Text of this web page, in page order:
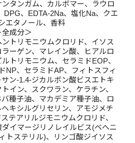
タンガム、カルボマー、ラウロ
DPG、EDTA-2Na、塩化Na、クエ
エタノール、香料
成分＞
トリモニウムクロリド、イソス
ーゲン、マレイン酸、ヒアルロ
トリモニウム、セラミドEOP、
NP、セラミドAP、フィトスフィ
ン-1.4-ジカルボン酸ビスエトキ
イン、スクワラン、ケラチン、
種子油、マカデミア種子油、ロ
キシルグリセリン、アモジメチ
テアリルジモニウムクロリド、
イマージリノレイルビス(ベヘニ
トステリル)、リンゴ酸ジイソス